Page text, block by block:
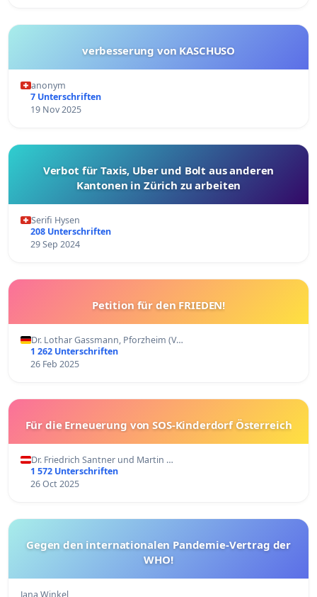
verbesserung von KASCHUSO
anonym
7 Unterschriften
19 Nov 2025
Verbot für Taxis, Uber und Bolt aus anderen
Kantonen in Zürich zu arbeiten
Serifi Hysen
208 Unterschriften
29 Sep 2024
Petition für den FRIEDEN!
Dr. Lothar Gassmann, Pforzheim (V…
1 262 Unterschriften
26 Feb 2025
Für die Erneuerung von SOS-Kinderdorf Österreich
Dr. Friedrich Santner und Martin …
1 572 Unterschriften
26 Oct 2025
Gegen den internationalen Pandemie-Vertrag der
WHO!
Jana Winkel